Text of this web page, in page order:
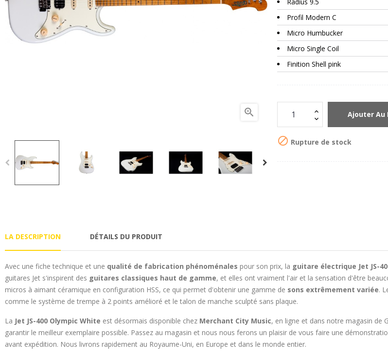

Profil Modern C
Micro Humbucker
Micro Single Coil
Finition Shell pink
Ajouter Au
 Rupture de stock
LA DESCRIPTION DÉTAILS DU PRODUIT
Avec une fiche technique et une qualité de fabrication phénoménales pour son prix, la guitare électrique Jet JS-
guitares Jet s'inspirent des guitares classiques haut de gamme, et elles ont vraiment l'air et la sensation d'être
micros à aimant céramique en configuration HSS, ce qui permet d'obtenir une gamme de sons extrêmement variée.
comme le système de trempe à 2 points amélioré et le talon de manche sculpté sans plaque.
La Jet JS-400 Olympic White est désormais disponible chez Merchant City Music, en ligne et dans notre magasin de
garantir le meilleur exemplaire possible. Passez au magasin et nous nous ferons un plaisir de vous faire une
avant expédition. Nous livrons rapidement au Royaume-Uni, en Europe et dans le monde entier.